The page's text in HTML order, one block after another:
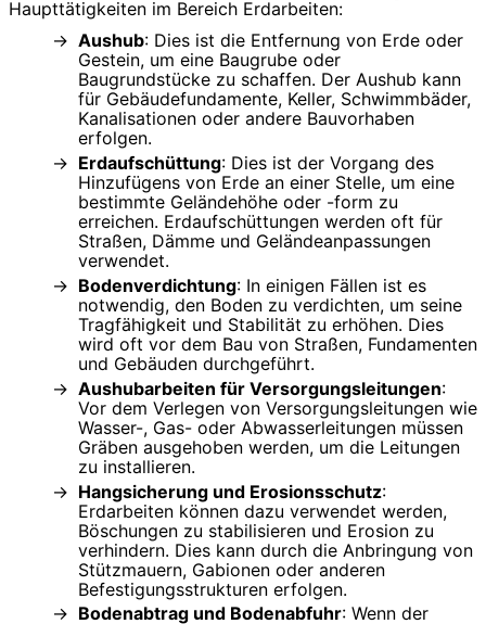
Haupttätigkeiten im Bereich Erdarbeiten:
Aushub: Dies ist die Entfernung von Erde oder
Gestein, um eine Baugrube oder
Baugrundstücke zu schaffen. Der Aushub kann
für Gebäudefundamente, Keller, Schwimmbäder,
Kanalisationen oder andere Bauvorhaben
erfolgen.
Erdaufschüttung: Dies ist der Vorgang des
Hinzufügens von Erde an einer Stelle, um eine
bestimmte Geländehöhe oder -form zu
erreichen. Erdaufschüttungen werden oft für
Straßen, Dämme und Geländeanpassungen
verwendet.
Bodenverdichtung: In einigen Fällen ist es
notwendig, den Boden zu verdichten, um seine
Tragfähigkeit und Stabilität zu erhöhen. Dies
wird oft vor dem Bau von Straßen, Fundamenten
und Gebäuden durchgeführt.
Aushubarbeiten für Versorgungsleitungen:
Vor dem Verlegen von Versorgungsleitungen wie
Wasser-, Gas- oder Abwasserleitungen müssen
Gräben ausgehoben werden, um die Leitungen
zu installieren.
Hangsicherung und Erosionsschutz:
Erdarbeiten können dazu verwendet werden,
Böschungen zu stabilisieren und Erosion zu
verhindern. Dies kann durch die Anbringung von
Stützmauern, Gabionen oder anderen
Befestigungsstrukturen erfolgen.
Bodenabtrag und Bodenabfuhr: Wenn der